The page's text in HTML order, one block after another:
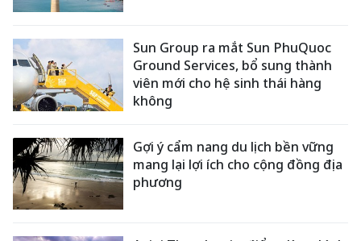
Sun Group ra mắt Sun PhuQuoc
Ground Services, bổ sung thành
viên mới cho hệ sinh thái hàng
không
Gợi ý cẩm nang du lịch bền vững
mang lại lợi ích cho cộng đồng địa
phương